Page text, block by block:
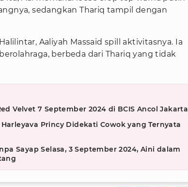
sedangkan Thariq tampil dengan
Aaliyah Massaid spill aktivitasnya. Ia
berbeda dari Thariq yang tidak
Velvet 7 September 2024 di BCIS Ancol Jakarta
Princy Didekati Cowok yang Ternyata
Sayap Selasa, 3 September 2024, Aini dalam